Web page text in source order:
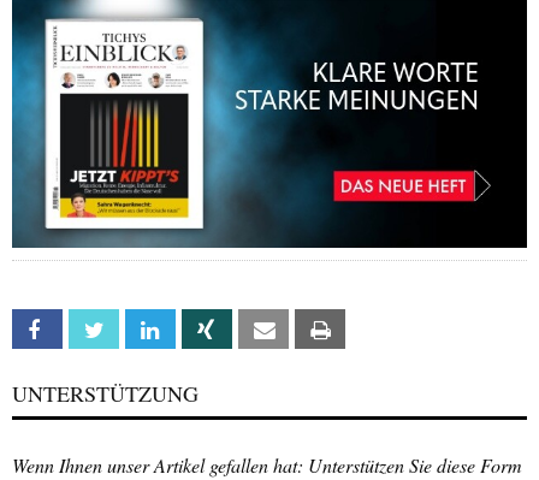
Facebook Twitter Linkedin Xing Email
UNTERSTÜTZUNG
Wenn Ihnen unser Artikel gefallen hat: Unterstützen Sie diese Form